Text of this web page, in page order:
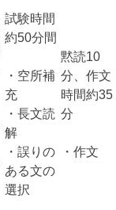
試験時間
約50分間
・空所補
充
・長文読
解
・誤りの
ある文の
選択
黙読10
分、作文
時間約35
分
・作文